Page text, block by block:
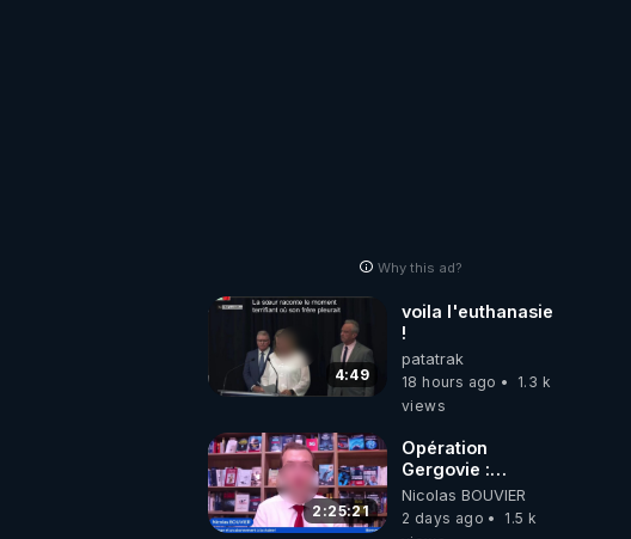
Why this ad?
4:49
voila l'euthanasie
!
patatrak
18 hours ago
1.3 k
views
2:25:21
Opération
Gergovie :
‪@38resistancegauloise‬
‪@MarionSigautOfficiel‬
‪@gladysriifard5710‬
Nicolas BOUVIER
2 days ago
1.5 k